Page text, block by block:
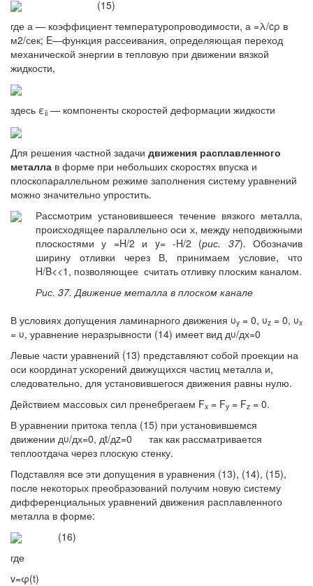
(15)
где а — коэффициент температуропроводимости, а =λ/cρ в
м2/сек; E—функция рассеивания, определяющая переход
механической энергии в тепловую при движении вязкой
жидкости,
здесь εii — компоненты скоростей деформации жидкости
Для решения частной задачи движения расплавленного
металла в форме при небольших скоростях впуска и
плоскопараллельном режиме заполнения систему уравнений
можно значительно упростить.
Рассмотрим установившееся течение вязкого металла,
происходящее параллельно оси х, между неподвижными
плоскостями у =H/2 и y= -H/2 (рис. 37). Обозначив
ширину отливки через В, принимаем условие, что
H/B<<1, позволяющее считать отливку плоским каналом.
Рис. 37. Движение металла в плоском канале
В условиях допущения ламинарного движения υy = 0, υz = 0, υx
= υ, уравнение неразрывности (14) имеет вид дυ/дх=0
Левые части уравнений (13) представляют собой проекции на
оси координат ускорений движущихся частиц металла и,
следовательно, для установившегося движения равны нулю.
Действием массовых сил пренебрегаем Fx = Fy = Fz = 0.
В уравнении притока тепла (15) при установившемся
движении дυ/дх=0, дt/дz=0 так как рассматривается
теплоотдача через плоскую стенку.
Подставляя все эти допущения в уравнения (13), (14), (15),
после некоторых преобразований получим новую систему
дифференциальных уравнений движения расплавленного
металла в форме:
(16)
где
v=φ(t)